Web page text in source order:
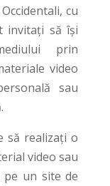
cu
invitați să își
prin
video
sau
să realizați o
video sau
pe un site de